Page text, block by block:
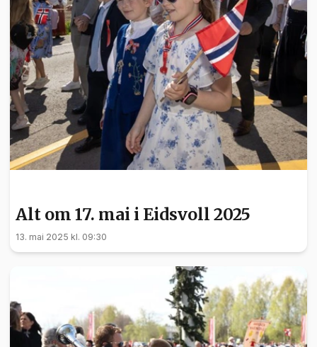
Alt om 17. mai i Eidsvoll 2025
13. mai 2025 kl. 09:30